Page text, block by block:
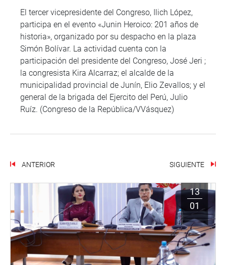
El tercer vicepresidente del Congreso, Ilich López,
participa en el evento «Junin Heroico: 201 años de
historia», organizado por su despacho en la plaza
Simón Bolívar. La actividad cuenta con la
participación del presidente del Congreso, José Jeri ;
la congresista Kira Alcarraz; el alcalde de la
municipalidad provincial de Junín, Elio Zevallos; y el
general de la brigada del Ejercito del Perú, Julio
Ruíz. (Congreso de la República/VVásquez)
ANTERIOR SIGUIENTE
13
01